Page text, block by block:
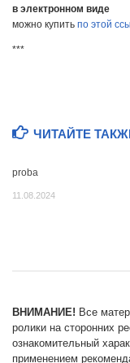
в электронном виде
можно купить по этой
***
ЧИТАЙТЕ
proba
11.08.2024
ВНИМАНИЕ! Все
ролики на сторонних
ознакомительный
применением